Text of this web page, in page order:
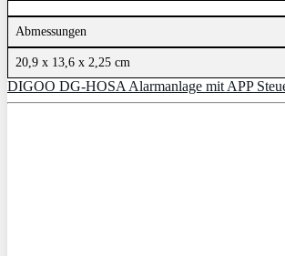
Abmessungen
20,9 x 13,6 x 2,25 cm
DIGOO DG-HOSA Alarmanlage mit APP